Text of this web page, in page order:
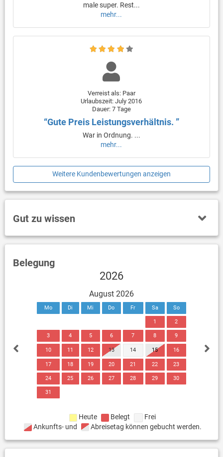
male super. Rest...
mehr...
Verreist als: Paar
Urlaubszeit: July 2016
Dauer: 7 Tage
“Gute Preis Leistungsverhältnis. ”
War in Ordnung. ...
mehr...
Weitere Kundenbewertungen anzeigen
Gut zu wissen
Belegung
2026
August 2026
Mo Di Mi Do Fr Sa So
1 2
3 4 5 6 7 8 9
10 11 12 13 14 15 16
17 18 19 20 21 22 23
24 25 26 27 28 29 30
31
Heute Belegt
Frei
Ankunfts- und
Abreisetag können gebucht werden.